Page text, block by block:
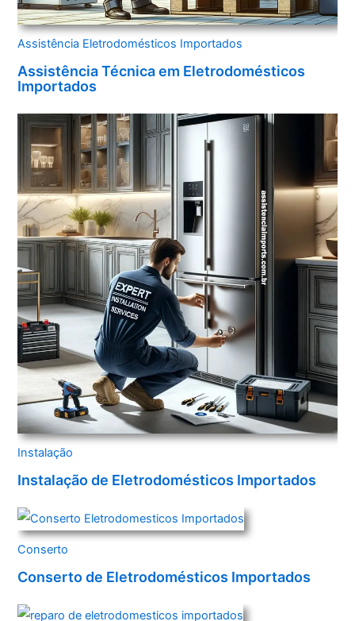
Assistência Eletrodomésticos Importados
Assistência Técnica em Eletrodomésticos
Importados
Instalação
Instalação de Eletrodomésticos Importados
Conserto
Conserto de Eletrodomésticos Importados